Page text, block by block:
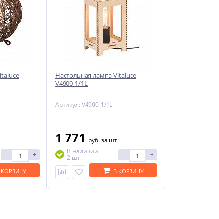
-29%
- +
КОРЗИНУ
Настольная лампа Vitaluce
V4900-1/1L
Артикул: V4900-1/1L
1 771 руб.за шт
В наличии
2 шт.
- +
В КОРЗИНУ